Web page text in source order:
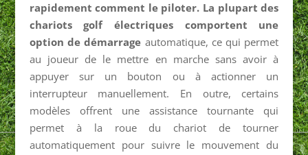
rapidement comment le piloter. La plupart des
chariots golf électriques comportent une
option de démarrage automatique, ce qui permet
au joueur de le mettre en marche sans avoir à
appuyer sur un bouton ou à actionner un
interrupteur manuellement. En outre, certains
modèles offrent une assistance tournante qui
permet à la roue du chariot de tourner
automatiquement pour suivre le mouvement du